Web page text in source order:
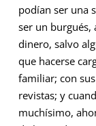
podían ser una
ser un burgués,
dinero, salvo
que hacerse
familiar; con
revistas; y
muchísimo,